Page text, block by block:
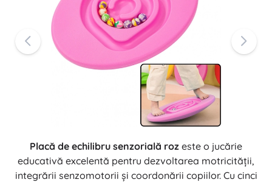
Placă de echilibru senzorială roz este o jucărie
educativă excelentă pentru dezvoltarea motricității,
integrării senzomotorii și coordonării copiilor. Cu cinci